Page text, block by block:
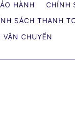
HÀNH
CHÍNH
SÁCH THANH
CHUYỂN